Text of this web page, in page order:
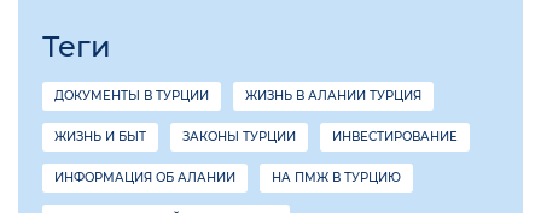
Теги
ДОКУМЕНТЫ В ТУРЦИИ ЖИЗНЬ В АЛАНИИ ТУРЦИЯ
ЖИЗНЬ И БЫТ ЗАКОНЫ ТУРЦИИ ИНВЕСТИРОВАНИЕ
ИНФОРМАЦИЯ ОБ АЛАНИИ НА ПМЖ В ТУРЦИЮ